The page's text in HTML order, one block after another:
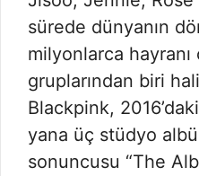
sürede dünyanın
milyonlarca
gruplarından biri
Blackpink,
yana üç stüdyo
sonuncusu “The